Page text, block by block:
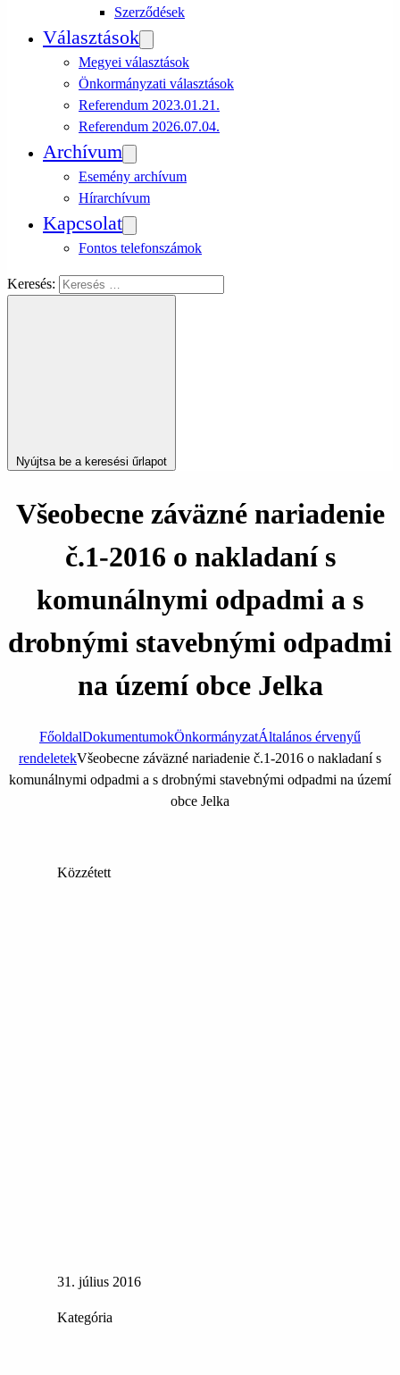
Szerződések
Választások
Megyei választások
Önkormányzati választások
Referendum 2023.01.21.
Referendum 2026.07.04.
Archívum
Esemény archívum
Hírarchívum
Kapcsolat
Fontos telefonszámok
Keresés:
Nyújtsa be a keresési űrlapot
Všeobecne záväzné nariadenie
č.1-2016 o nakladaní s
komunálnymi odpadmi a s
drobnými stavebnými odpadmi
na území obce Jelka
FőoldalDokumentumokÖnkormányzatÁltalános érvenyű
rendeletekVšeobecne záväzné nariadenie č.1-2016 o nakladaní s
komunálnymi odpadmi a s drobnými stavebnými odpadmi na území
obce Jelka
Közzétett
31. július 2016
Kategória